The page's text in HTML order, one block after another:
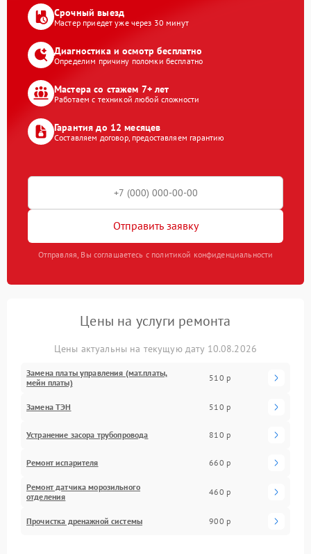
Срочный выезд
Мастер приедет уже через 30 минут
Диагностика и осмотр бесплатно
Определим причину поломки бесплатно
Мастера со стажем 7+ лет
Работаем с техникой любой сложности
Гарантия до 12 месяцев
Составляем договор, предоставляем гарантию
Отправить заявку
Отправляя, Вы соглашаетесь с политикой конфиденциальности
Цены на услуги ремонта
Цены актуальны на текущую дату 10.08.2026
Замена платы управления (мат.платы,
мейн платы)
510 р
Замена ТЭН 510 р
Устранение засора трубопровода 810 р
Ремонт испарителя 660 р
Ремонт датчика морозильного
отделения
460 р
Прочистка дренажной системы 900 р